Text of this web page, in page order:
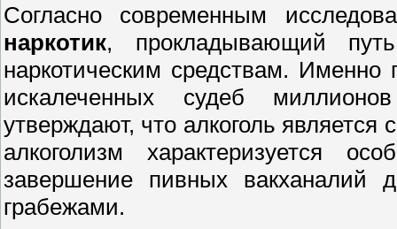
Согласно современным
наркотик, прокладывающий
наркотическим средствам. Именно
искалеченных судеб
утверждают, что алкоголь
алкоголизм характеризуется
завершение пивных вакханалий
грабежами.